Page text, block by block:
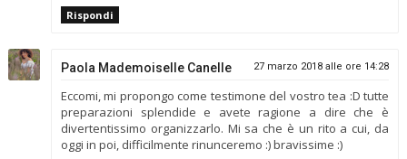
Rispondi
Paola Mademoiselle Canelle 27 marzo 2018 alle ore 14:28
Eccomi, mi propongo come testimone del vostro tea :D tutte
preparazioni splendide e avete ragione a dire che è
divertentissimo organizzarlo. Mi sa che è un rito a cui, da
oggi in poi, difficilmente rinunceremo :) bravissime :)